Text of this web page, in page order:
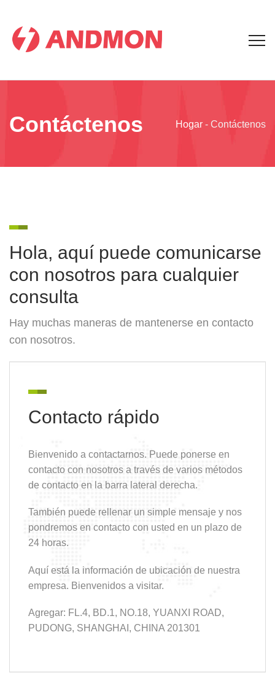
Contáctenos Hogar - Contáctenos
Hola, aquí puede comunicarse
con nosotros para cualquier
consulta
Hay muchas maneras de mantenerse en contacto
con nosotros.
Contacto rápido
Bienvenido a contactarnos. Puede ponerse en
contacto con nosotros a través de varios métodos
de contacto en la barra lateral derecha.
También puede rellenar un simple mensaje y nos
pondremos en contacto con usted en un plazo de
24 horas.
Aquí está la información de ubicación de nuestra
empresa. Bienvenidos a visitar.
Agregar: FL.4, BD.1, NO.18, YUANXI ROAD,
PUDONG, SHANGHAI, CHINA 201301